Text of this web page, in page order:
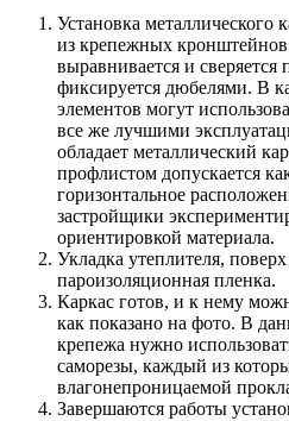
Установка металлического
из крепежных
выравнивается и сверяется
фиксируется дюбелями. В
элементов могут
все же лучшими
обладает металлический
профлистом допускается
горизонтальное
застройщики
ориентировкой материала.
Укладка утеплителя,
пароизоляционная пленка.
Каркас готов, и к нему
как показано на фото. В
крепежа нужно
саморезы, каждый из
влагонепроницаемой
Завершаются работы